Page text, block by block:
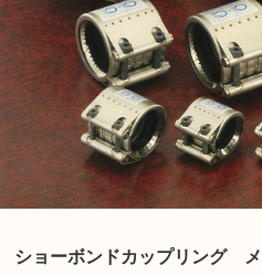
ショーボンドカップリング